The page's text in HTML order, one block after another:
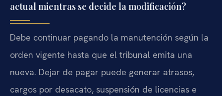
actual mientras se decide la modificación?
Debe continuar pagando la manutención según la
orden vigente hasta que el tribunal emita una
nueva. Dejar de pagar puede generar atrasos,
cargos por desacato, suspensión de licencias e